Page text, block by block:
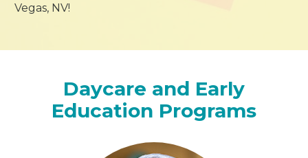
Vegas, NV!
Daycare and Early
Education Programs